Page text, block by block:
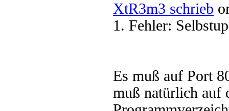
XtR3m3 schrieb
1. Fehler:
Es muß auf Port
muß natürlich auf